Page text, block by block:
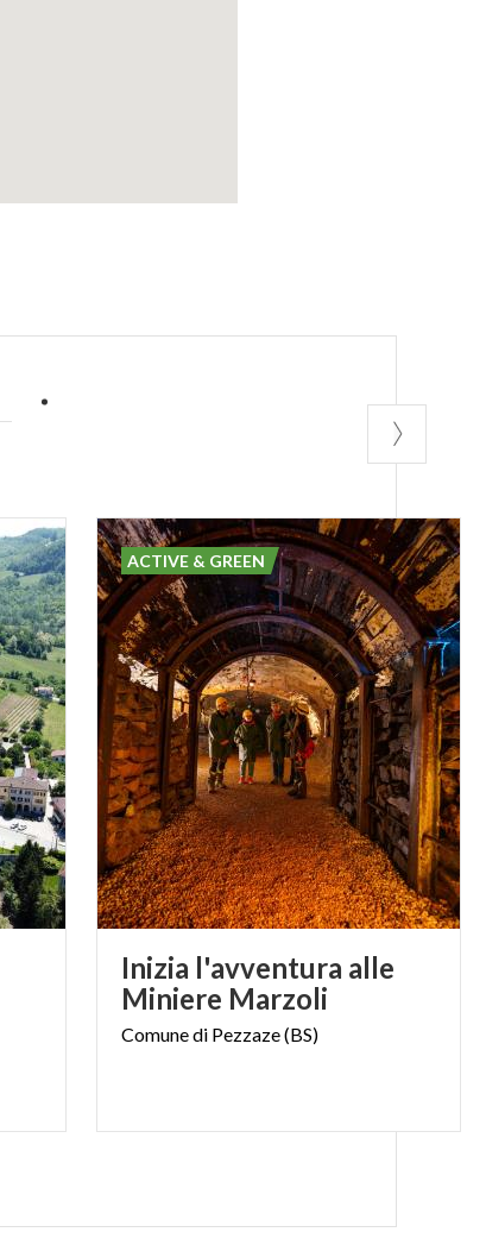
Inizia l'avventura alle
Miniere Marzoli
Comunedi Pezzaze(BS)
ACTIVE & GREEN